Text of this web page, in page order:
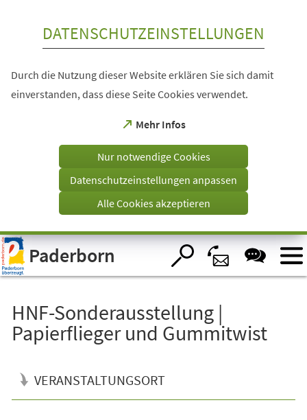
Visuelle
Assistenzsoftware
öffnen.
DATENSCHUTZEINSTELLUNGEN
Durch die Nutzung dieser Website erklären Sie sich damit
einverstanden, dass diese Seite Cookies verwendet.
Mehr Infos
(Öffnet
einem
Tab)
Nur notwendige Cookies
Datenschutzeinstellungen anpassen
Alle Cookies akzeptieren
Paderborn
HNF-Sonderausstellung |
Papierflieger und Gummitwist
VERANSTALTUNGSORT